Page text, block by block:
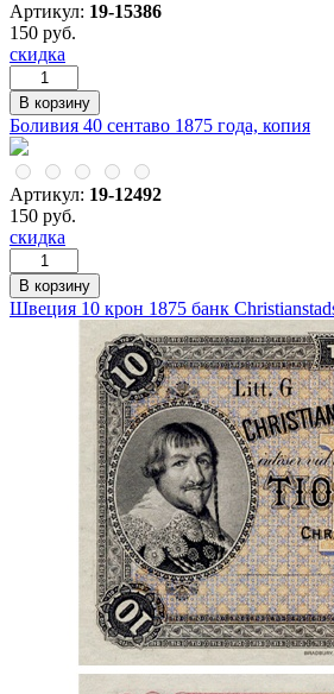
Артикул: 19-15386
150 руб.
скидка
Боливия 40 сентаво 1875 года, копия
Артикул: 19-12492
150 руб.
скидка
Швеция 10 крон 1875 банк